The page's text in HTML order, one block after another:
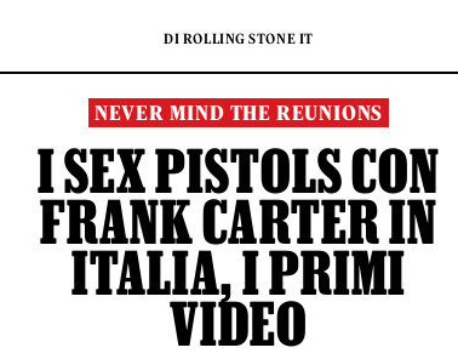
DI ROLLING STONE IT
NEVER MIND THE REUNIONS
I SEX PISTOLS CON
FRANK CARTER IN
ITALIA, I PRIMI
VIDEO